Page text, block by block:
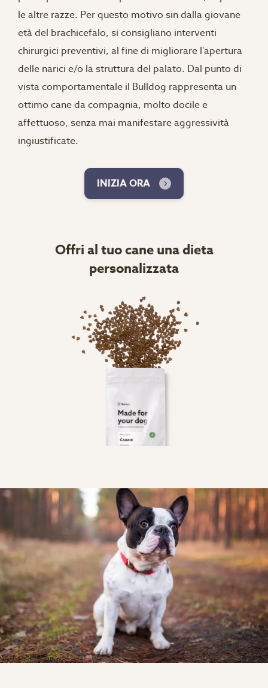
le altre razze. Per questo motivo sin dalla giovane
età del brachicefalo, si consigliano interventi
chirurgici preventivi, al fine di migliorare l'apertura
delle narici e/o la struttura del palato. Dal punto di
vista comportamentale il Bulldog rappresenta un
ottimo cane da compagnia, molto docile e
affettuoso, senza mai manifestare aggressività
ingiustificate.
INIZIA ORA
Offri al tuo cane una dieta
personalizzata